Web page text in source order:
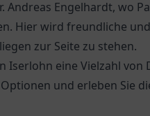
Andreas Engelhardt, wo
Hier wird freundliche
zur Seite zu stehen.
Iserlohn eine Vielzahl von
und erleben Sie